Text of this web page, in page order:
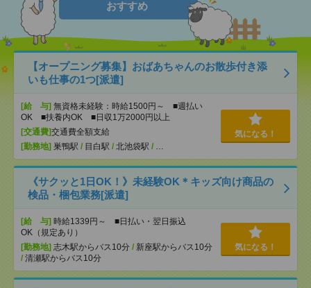
おすすめ
【オープニング募集】おばあちゃんのお散歩付き添
いも仕事の1つ[派遣]
[給 与] 無資格未経験：時給1500円～ ■週払い
OK ■扶養内OK ■日収1万2000円以上
[交通費]交通費全額支給
[勤務地] 巣鴨駅 / 目白駅 / 北池袋駅 / …
気になる！
《サクッと1日OK！》未経験OK＊キッズ向け商品の
検品・梱包業務[派遣]
[給 与] 時給1339円～ ■日払い・翌日振込
OK（規定あり）
[勤務地] 志木駅からバス10分 / 新座駅からバス10分
/ 清瀬駅からバス10分
気になる！